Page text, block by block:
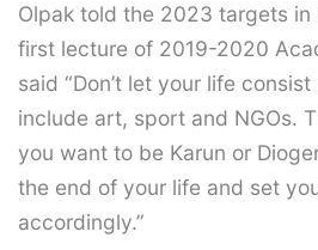
Olpak told the 2023 targets in
first lecture of 2019-2020
said “Don’t let your life
include art, sport and NGOs.
you want to be Karun or
the end of your life and set
accordingly.”